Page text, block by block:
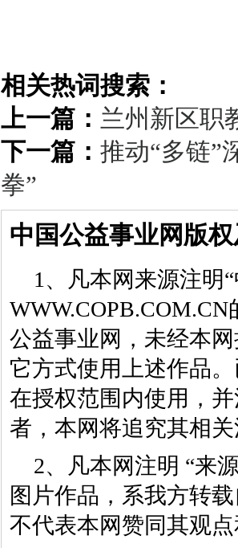
相关热词搜索：
上一篇： 兰州新区职
下一篇： 推动“多链”
拳”
中国公益事业网版
1、凡本网来源注明
公益事业网，未经本
它方式使用上述作品
在授权范围内使用，
者，本网将追究其相
2、凡本网注明 “来
图片作品，系我方转
不代表本网赞同其观